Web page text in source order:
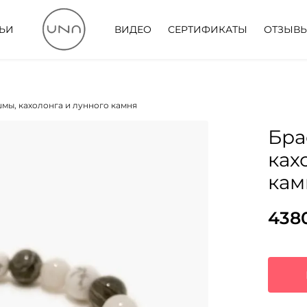
ВИДЕО СЕРТИФИКАТЫ
кахолонга и лунного камня